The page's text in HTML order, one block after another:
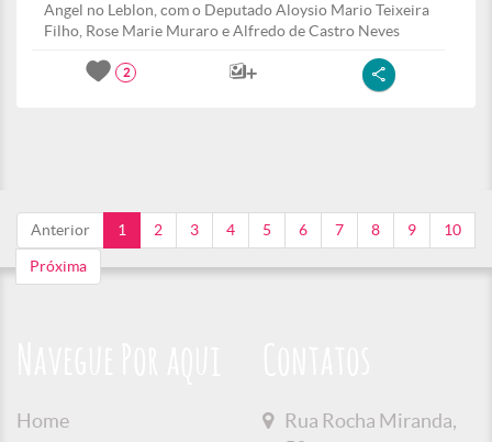
Angel no Leblon, com o Deputado Aloysio Mario Teixeira
Filho, Rose Marie Muraro e Alfredo de Castro Neves
2
Anterior 1 2 3 4 5 6 7 8 9 10
Próxima
Home
Rua Rocha Miranda,